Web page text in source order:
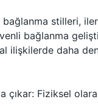
stilleri,
bağlanma
ilişkilerde daha
çıkar: Fiziksel